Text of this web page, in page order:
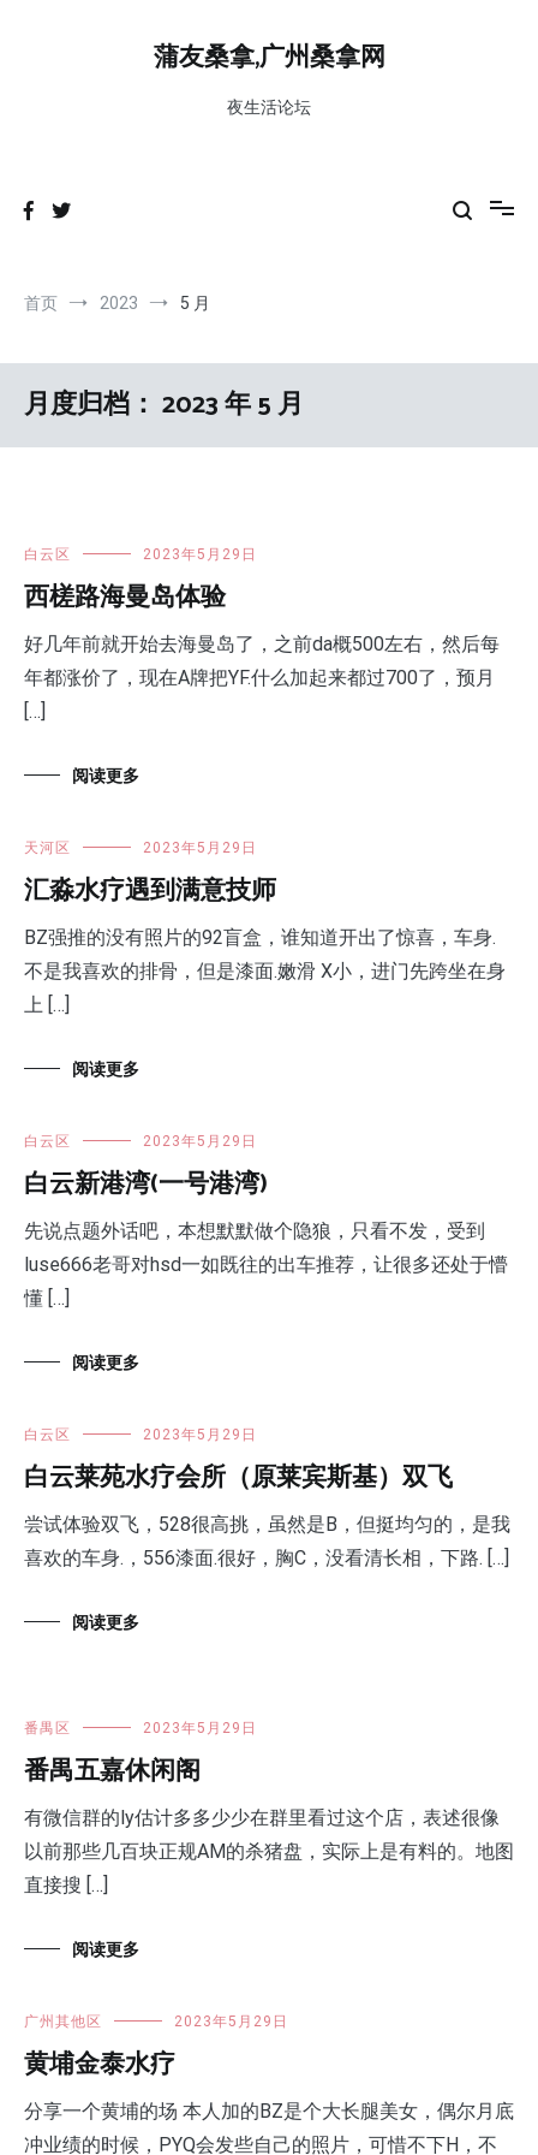
蒲友桑拿,广州桑拿网
夜生活论坛
首页 2023 5 月
月度归档： 2023 年 5 月
白云区 2023年5月29日
西槎路海曼岛体验
好几年前就开始去海曼岛了，之前da概500左右，然后每
年都涨价了，现在A牌把YF.什么加起来都过700了，预月
[…]
阅读更多
天河区 2023年5月29日
汇淼水疗遇到满意技师
BZ强推的没有照片的92盲盒，谁知道开出了惊喜，车身.
不是我喜欢的排骨，但是漆面.嫩滑 X小，进门先跨坐在身
上 […]
阅读更多
白云区 2023年5月29日
白云新港湾(一号港湾)
先说点题外话吧，本想默默做个隐狼，只看不发，受到
luse666老哥对hsd一如既往的出车推荐，让很多还处于懵
懂 […]
阅读更多
白云区 2023年5月29日
白云莱苑水疗会所（原莱宾斯基）双飞
尝试体验双飞，528很高挑，虽然是B，但挺均匀的，是我
喜欢的车身.，556漆面.很好，胸C，没看清长相，下路. […]
阅读更多
番禺区 2023年5月29日
番禺五嘉休闲阁
有微信群的ly估计多多少少在群里看过这个店，表述很像
以前那些几百块正规AM的杀猪盘，实际上是有料的。地图
直接搜 […]
阅读更多
广州其他区 2023年5月29日
黄埔金泰水疗
分享一个黄埔的场 本人加的BZ是个大长腿美女，偶尔月底
冲业绩的时候，PYQ会发些自己的照片，可惜不下H，不